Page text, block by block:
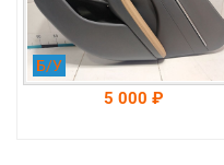
Б/У
5 000 ₽